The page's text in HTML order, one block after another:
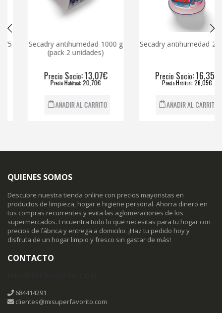
Secadry antihumedad 1000 g
(pack 2 unidades)
recioSocio: 13,07€
recioHabitual: 20,70€
AÑADIR AL CARRITO
Secadry antihumedad 2000
recioSocio: 16,35€
recioHabitual: 26,05€
AÑADIR AL CARRITO
QUIENES SOMOS
Descubre nuestra tienda online con precios mayoristas en
productos de limpieza, hogar e higiene personal. Ahorra dinero en
tus compras recurrentes y evita las aglomeraciones de los
supermercados. Encuentra todo lo que necesitas para tu hogar con
precios de fábrica y entrega a domicilio. ¡Haz tu pedido hoy y
disfruta de un hogar limpio y fresco sin gastar de más!
CONTACTO
684414291
clientes@misuperfavorito.com